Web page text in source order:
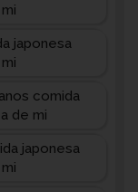
japonesa
comida
de mi
japonesa